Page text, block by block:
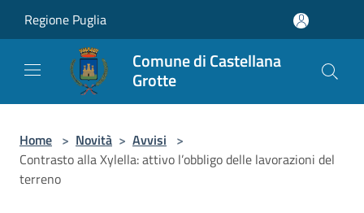
Regione Puglia
Comune di Castellana
Grotte
Home > Novità > Avvisi >
Contrasto alla Xylella: attivo l’obbligo delle lavorazioni del
terreno